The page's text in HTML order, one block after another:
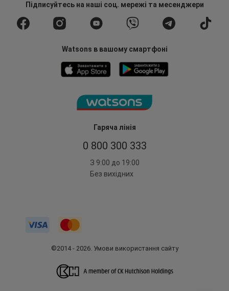
Гаряча лінія
0 800 300 333
З 9:00 до 19:00
Без вихідних
Підписуйтесьна наші соц. мережі та месенджери
Watsons в вашому смартфоні
©2014 - 2026. Умови використання сайту